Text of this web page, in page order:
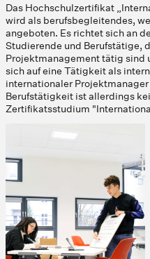
Das Hochschulzertifikat
wird als berufsbegleitendes,
angeboten. Es richtet sich an
Studierende und Berufstätige,
Projektmanagement tätig sind
sich auf eine Tätigkeit als
internationaler
Berufstätigkeit ist allerdings
Zertifikatsstudium